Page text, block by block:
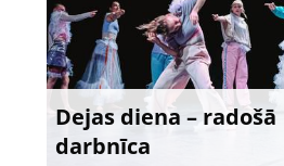
Dejas diena – radošā
darbnīca